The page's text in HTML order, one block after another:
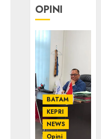
OPINI
BATAM
KEPRI
NEWS
Opini